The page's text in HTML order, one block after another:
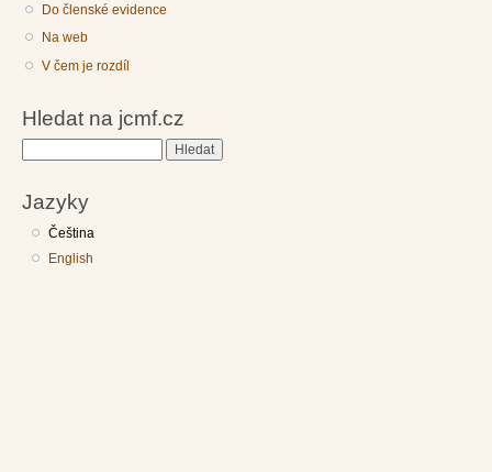
Do členské evidence
Na web
V čem je rozdíl
Hledat na jcmf.cz
Jazyky
Čeština
English